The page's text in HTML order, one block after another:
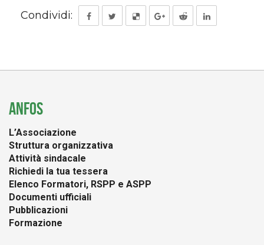
Condividi:
ANFOS
L’Associazione
Struttura organizzativa
Attività sindacale
Richiedi la tua tessera
Elenco Formatori, RSPP e ASPP
Documenti ufficiali
Pubblicazioni
Formazione